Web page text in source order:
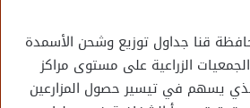
قنا جداول توزيع وشحن الأسمدة
الزراعية على مستوى مراكز
يسهم في تيسير حصول المزارعين